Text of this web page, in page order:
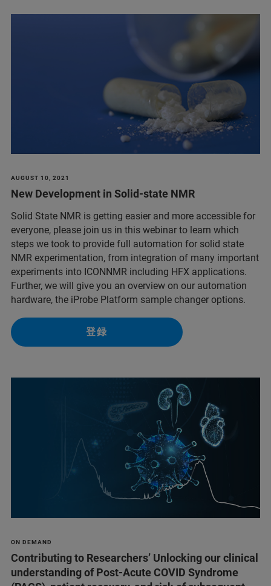
AUGUST 10, 2021
New Development in Solid-state NMR
Solid State NMR is getting easier and more accessible for
everyone, please join us in this webinar to learn which
steps we took to provide full automation for solid state
NMR experimentation, from integration of many important
experiments into ICONNMR including HFX applications.
Further, we will give you an overview on our automation
hardware, the iProbe Platform sample changer options.
登録
ON DEMAND
Contributing to Researchers’ Unlocking our clinical
understanding of Post-Acute COVID Syndrome